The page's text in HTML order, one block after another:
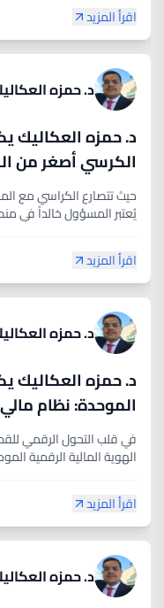
اقرأ المزيد
د. حمزه
د. حمزه العكاليك
الاوكسجين
حيث تتصارع الكراسي مع
يُعتبر المسؤول خالداً في
اقرأ المزيد
د. حمزه
د. حمزه العكاليك
الموحدة: نظام مالي
في قلب التحول الرقمي
الهوية المالية الرقمية
اقرأ المزيد
د. حمزه